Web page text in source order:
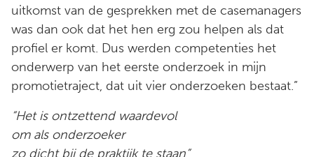
uitkomst van de gesprekken met de casemanagers
was dan ook dat het hen erg zou helpen als dat
profiel er komt. Dus werden competenties het
onderwerp van het eerste onderzoek in mijn
promotietraject, dat uit vier onderzoeken bestaat.”
“Het is ontzettend waardevol
om als onderzoeker
zo dicht bij de praktijk te staan”